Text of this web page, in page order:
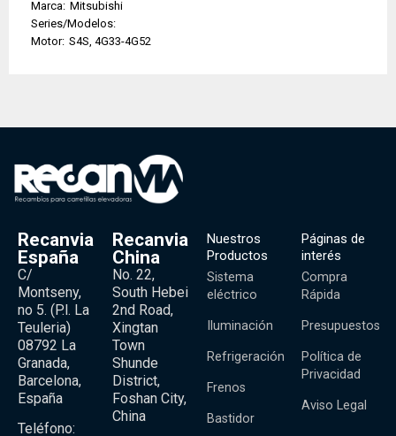
Marca: Mitsubishi
Series/Modelos:
Motor: S4S, 4G33-4G52
Recanvia
España
C/
Montseny,
no 5. (P.l. La
Teuleria)
08792 La
Granada,
Barcelona,
España
Teléfono:
Recanvia
China
No. 22,
South Hebei
2nd Road,
Xingtan
Town
Shunde
District,
Foshan City,
China
Nuestros
Productos
Sistema
eléctrico
Iluminación
Refrigeración
Frenos
Bastidor
Páginas de
interés
Compra
Rápida
Presupuestos
Política de
Privacidad
Aviso Legal